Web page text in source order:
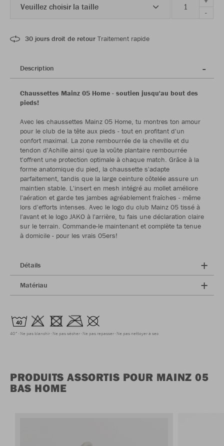
Veuillez choisir la taille
-
30 jours droit de retour Traitement rapide
Description
Chaussettes Mainz 05 Home - soutien jusqu'au bout des
pieds!
Avec les chaussettes Mainz 05 Home, tu montres ton amour
pour le club de la tête aux pieds - tout en profitant d'un
confort maximal. La zone rembourrée de la cheville et du
tendon d'Achille ainsi que la voûte plantaire rembourrée
t'offrent une protection optimale à chaque match. Grâce à la
forme anatomique du pied, la chaussette s'adapte
parfaitement, tandis que la large ceinture côtelée assure un
maintien stable. L'insert en mesh intégré au mollet améliore
l'aération et garde tes jambes agréablement fraîches - même
lors d'efforts intenses. Avec le logo du club Mainz 05 tissé à
l'avant et le logo JAKO à l'arrière, tu fais une déclaration claire
sur le terrain. Commande-le maintenant et complète ta tenue
à domicile - pour les vrais 05ers!
Détails
Matériau
40° Ne pas blanchir Ne pas sécher Ne pas repasser Ne pas nettoyer à sec
PRODUITS ASSORTIS POUR MAINZ 05
BAS HOME